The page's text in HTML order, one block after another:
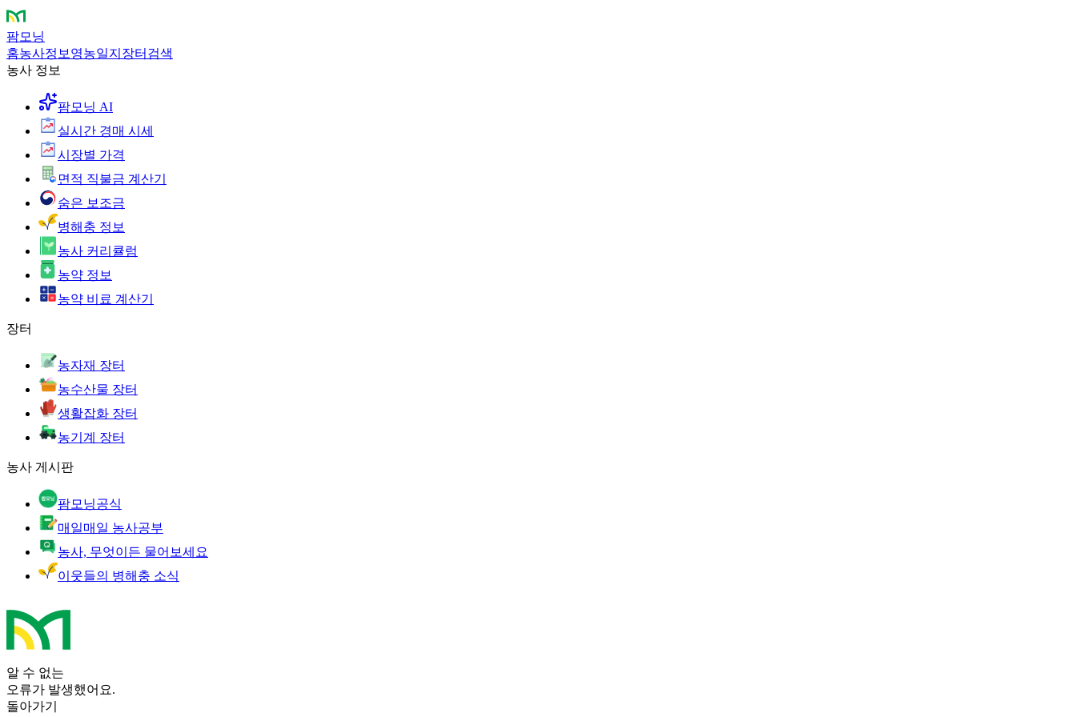
팜모닝
홈농사정보 영농일지 장터 검색
농사 정보
팜모닝 AI
실시간 경매 시세
시장별 가격
면적 직불금 계산기
숨은 보조금
병해충 정보
농사 커리큘럼
농약 정보
농약 비료 계산기
장터
농자재 장터
농수산물 장터
생활잡화 장터
농기계 장터
농사 게시판
팜모닝공식
매일매일 농사공부
농사, 무엇이든 물어보세요
이웃들의 병해충 소식
알 수 없는
오류가 발생했어요.
돌아가기